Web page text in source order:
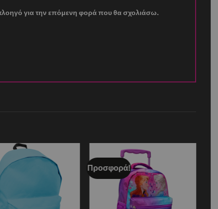
για την επόμενη φορά που θα σχολιάσω.
Add to
wishlist
Προσφορά!